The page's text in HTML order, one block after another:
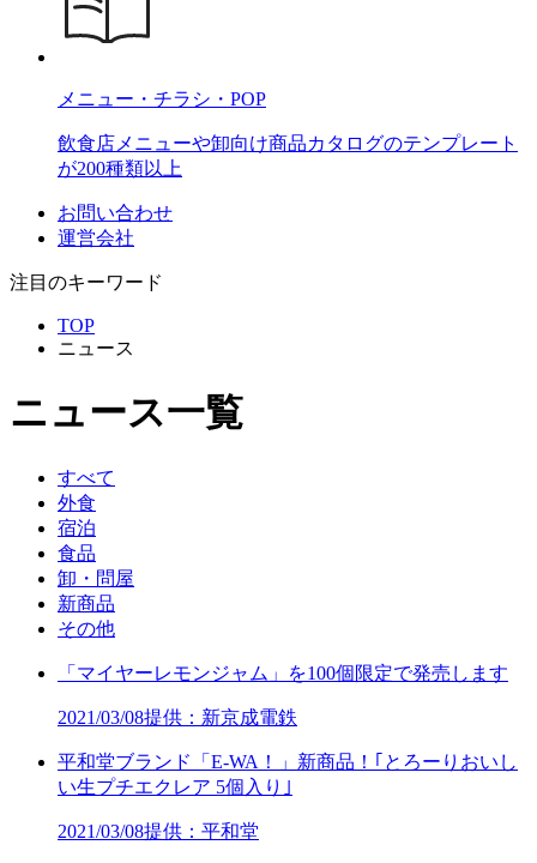
メニュー・チラシ・POP
飲食店メニューや卸向け商品カタログのテンプレート
が200種類以上
お問い合わせ
運営会社
注目のキーワード
TOP
ニュース
ニュース一覧
すべて
外食
宿泊
食品
卸・問屋
新商品
その他
「マイヤーレモンジャム」を100個限定で発売します
2021/03/08提供：新京成電鉄
平和堂ブランド「E-WA！」新商品！｢とろーりおいし
い生プチエクレア 5個入り｣
2021/03/08提供：平和堂